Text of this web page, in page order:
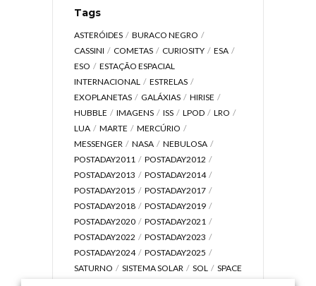
Tags
ASTERÓIDES
BURACO NEGRO
CASSINI
COMETAS CURIOSITY
ESA
ESO
ESTAÇÃO ESPACIAL
INTERNACIONAL
ESTRELAS
EXOPLANETAS
GALÁXIAS
HIRISE
HUBBLE
IMAGENS ISS LPOD
LRO
LUA
MARTE
MERCÚRIO
MESSENGER
NASA
NEBULOSA
POSTADAY2011
POSTADAY2012
POSTADAY2013
POSTADAY2014
POSTADAY2015
POSTADAY2017
POSTADAY2018
POSTADAY2019
POSTADAY2020
POSTADAY2021
POSTADAY2022
POSTADAY2023
POSTADAY2024
POSTADAY2025
SATURNO
SISTEMA SOLAR SOL
SPACE